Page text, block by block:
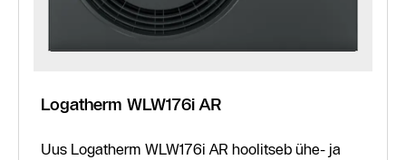
Logatherm WLW176i AR
Uus Logatherm WLW176i AR hoolitseb ühe- ja